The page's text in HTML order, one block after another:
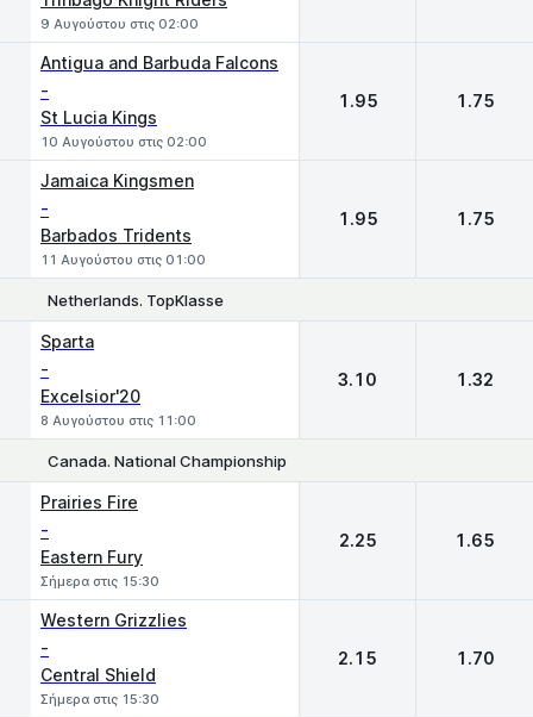
9 Αυγούστου στις 02:00
Antigua and Barbuda Falcons
-
St Lucia Kings
10 Αυγούστου στις 02:00
1.95 1.75
Jamaica Kingsmen
-
Barbados Tridents
11 Αυγούστου στις 01:00
1.95 1.75
Netherlands. TopKlasse
Sparta
-
Excelsior'20
8 Αυγούστου στις 11:00
3.10 1.32
Canada. National Championship
Prairies Fire
-
Eastern Fury
Σήμερα στις 15:30
2.25 1.65
Western Grizzlies
-
Central Shield
Σήμερα στις 15:30
2.15 1.70